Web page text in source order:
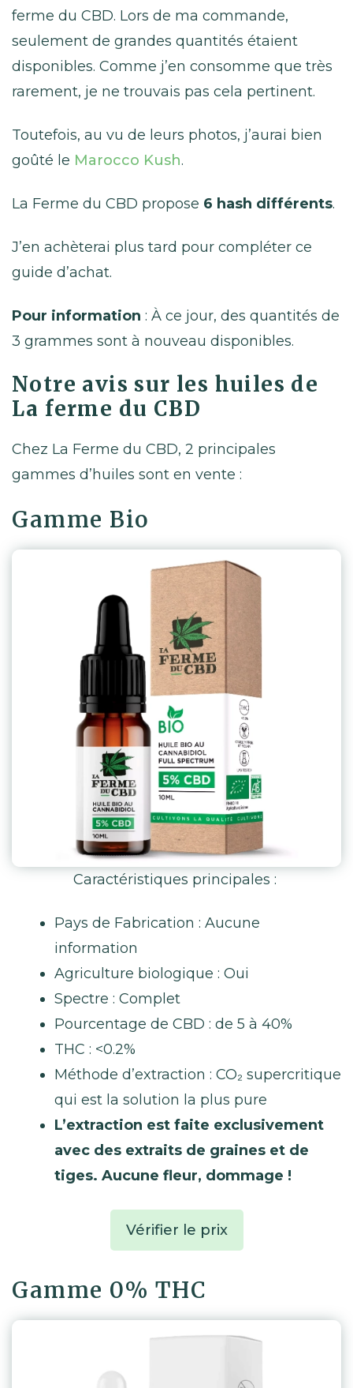
ferme du CBD. Lors de ma commande,
seulement de grandes quantités étaient
disponibles. Comme j’en consomme que très
rarement, je ne trouvais pas cela pertinent.
Toutefois, au vu de leurs photos, j’aurai bien
goûté le Marocco Kush.
La Ferme du CBD propose 6 hash différents.
J’en achèterai plus tard pour compléter ce
guide d’achat.
Pour information : À ce jour, des quantités de
3 grammes sont à nouveau disponibles.
Notre avis sur les huiles de
La ferme du CBD
Chez La Ferme du CBD, 2 principales
gammes d’huiles sont en vente :
Gamme Bio
Caractéristiques principales :
Pays de Fabrication : Aucune
information
Agriculture biologique : Oui
Spectre : Complet
Pourcentage de CBD : de 5 à 40%
THC : <0.2%
Méthode d’extraction : CO₂ supercritique
qui est la solution la plus pure
L’extraction est faite exclusivement
avec des extraits de graines et de
tiges. Aucune fleur, dommage !
Vérifier le prix
Gamme 0% THC